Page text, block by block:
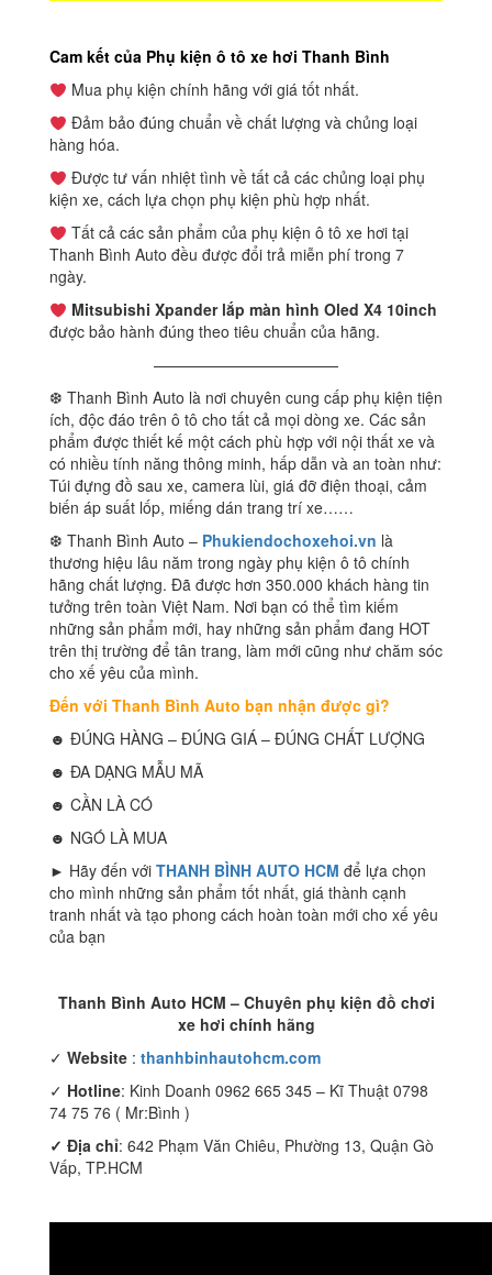
Cam kết của Phụ kiện ô tô xe hơi Thanh Bình
Mua phụ kiện chính hãng với giá tốt nhất.
Đảm bảo đúng chuẩn về chất lượng và chủng loại
hàng hóa.
Được tư vấn nhiệt tình về tất cả các chủng loại phụ
kiện xe, cách lựa chọn phụ kiện phù hợp nhất.
Tất cả các sản phẩm của phụ kiện ô tô xe hơi tại
Thanh Bình Auto đều được đổi trả miễn phí trong 7
ngày.
Mitsubishi Xpander lắp màn hình Oled X4 10inch
được bảo hành đúng theo tiêu chuẩn của hãng.
————————————
❆ Thanh Bình Auto là nơi chuyên cung cấp phụ kiện tiện
ích, độc đáo trên ô tô cho tất cả mọi dòng xe. Các sản
phẩm được thiết kế một cách phù hợp với nội thất xe và
có nhiều tính năng thông minh, hấp dẫn và an toàn như:
Túi đựng đồ sau xe, camera lùi, giá đỡ điện thoại, cảm
biến áp suất lốp, miếng dán trang trí xe……
❆ Thanh Bình Auto – Phukiendochoxehoi.vn là
thương hiệu lâu năm trong ngày phụ kiện ô tô chính
hãng chất lượng. Đã được hơn 350.000 khách hàng tin
tưởng trên toàn Việt Nam. Nơi bạn có thể tìm kiếm
những sản phẩm mới, hay những sản phẩm đang HOT
trên thị trường để tân trang, làm mới cũng như chăm sóc
cho xế yêu của mình.
Đến với Thanh Bình Auto bạn nhận được gì?
☻ ĐÚNG HÀNG – ĐÚNG GIÁ – ĐÚNG CHẤT LƯỢNG
☻ ĐA DẠNG MẪU MÃ
☻ CẦN LÀ CÓ
☻ NGÓ LÀ MUA
► Hãy đến với THANH BÌNH AUTO HCM để lựa chọn
cho mình những sản phẩm tốt nhất, giá thành cạnh
tranh nhất và tạo phong cách hoàn toàn mới cho xế yêu
của bạn
Thanh Bình Auto HCM – Chuyên phụ kiện đồ chơi
xe hơi chính hãng
✓ Website : thanhbinhautohcm.com
✓ Hotline: Kinh Doanh 0962 665 345 – Kĩ Thuật 0798
74 75 76 ( Mr:Bình )
✓ Địa chỉ: 642 Phạm Văn Chiêu, Phường 13, Quận Gò
Vấp, TP.HCM